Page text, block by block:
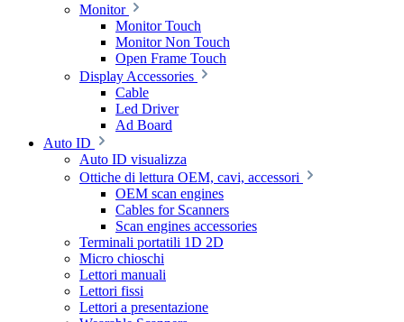
Monitor
Monitor Touch
Monitor Non Touch
Open Frame Touch
Display Accessories
Cable
Led Driver
Ad Board
Auto ID
Auto ID visualizza
Ottiche di lettura OEM, cavi, accessori
OEM scan engines
Cables for Scanners
Scan engines accessories
Terminali portatili 1D 2D
Micro chioschi
Lettori manuali
Lettori fissi
Lettori a presentazione